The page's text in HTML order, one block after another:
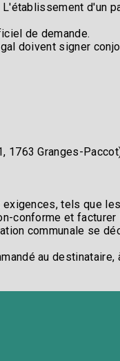
d'un
de demande.​
doivent signer
1763 Granges-
tels que
conforme et
communale se
au destinataire,